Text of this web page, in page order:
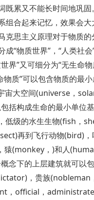
既累又不能长时间地巩
组合起来记忆，效果会
克思主义原理对于物质
成“物质世界”，“人类社
界”又可细分为“无生命
物质”可以包含物质的最
宙大空间(universe，
括构成生命的最小单位
低级的水生生物(fish，
再到飞行动物(bird)，
猿(monkey，)和人
念下的上层建筑就可以
，贵族(nobleman
，official，